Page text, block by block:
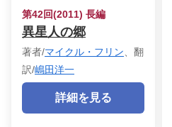
第42回(2011) 長編
異星人の郷
著者/マイクル・フリン 、翻
訳/嶋田洋一
詳細を見る